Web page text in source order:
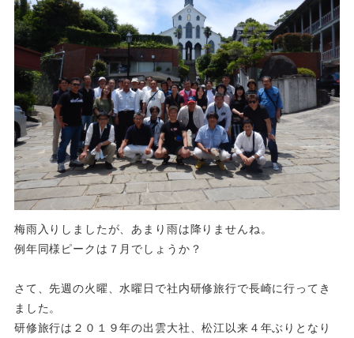
梅雨入りしましたが、あまり雨は降りませんね。
例年同様ピークは７月でしょうか？
さて、先週の火曜、水曜日で社内研修旅行で長崎に行ってき
ました。
研修旅行は２０１９年の出雲大社、松江以来４年ぶりとなり